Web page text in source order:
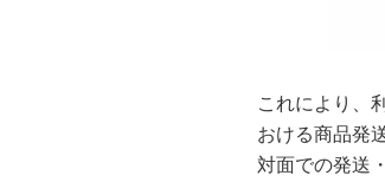
これにより、
おける商品発
対面での発送